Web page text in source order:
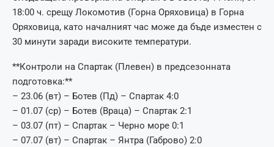
18:00 ч. срещу Локомотив (Горна Оряховица) в Горна
Оряховица, като началният час може да бъде изместен с
30 минути заради високите температури.
**Контроли на Спартак (Плевен) в предсезонната
подготовка:**
– 23.06 (вт) – Ботев (Пд) – Спартак 4:0
– 01.07 (ср) – Ботев (Враца) – Спартак 2:1
– 03.07 (пт) – Спартак – Черно море 0:1
– 07.07 (вт) – Спартак – Янтра (Габрово) 2:0